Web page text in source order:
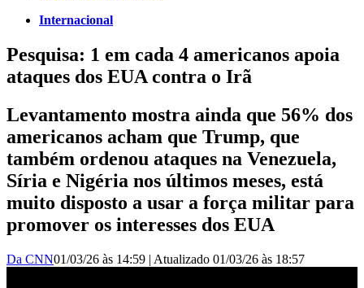
Internacional
Pesquisa: 1 em cada 4 americanos apoia
ataques dos EUA contra o Irã
Levantamento mostra ainda que 56% dos
americanos acham que Trump, que
também ordenou ataques na Venezuela,
Síria e Nigéria nos últimos meses, está
muito disposto a usar a força militar para
promover os interesses dos EUA
Da CNN01/03/26 às 14:59 | Atualizado 01/03/26 às 18:57